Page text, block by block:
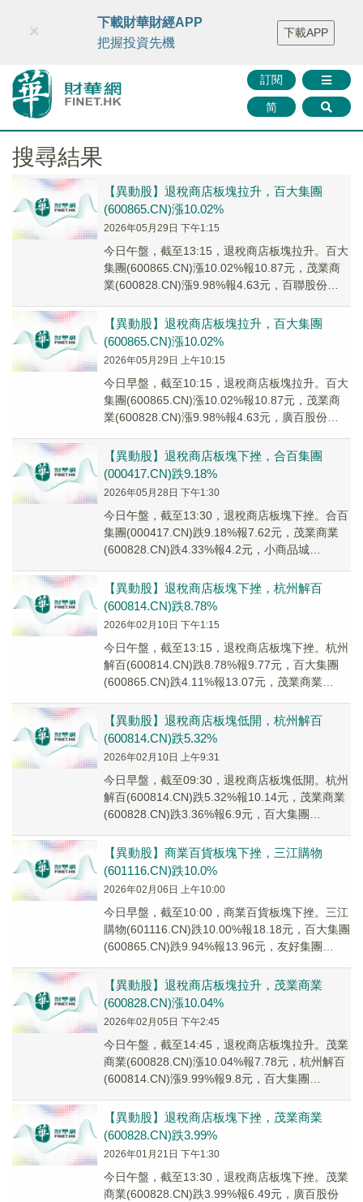
財華智庫網 FINTV FINMETA 財華證券 媒體矩陣
智庫沙龍
聯絡我們
訂閱
简
×
下載財華財經APP
把握投資先機
下載APP
搜尋結果
【異動股】退稅商店板塊拉升，百大集團
(600865.CN)漲10.02%
2026年05月29日 下午1:15
今日午盤，截至13:15，退稅商店板塊拉升。百大
集團(600865.CN)漲10.02%報10.87元，茂業商
業(600828.CN)漲9.98%報4.63元，百聯股份
【異動股】退稅商店板塊拉升，百大集團
(600865.CN)漲10.02%
2026年05月29日 上午10:15
今日早盤，截至10:15，退稅商店板塊拉升。百大
集團(600865.CN)漲10.02%報10.87元，茂業商
業(600828.CN)漲9.98%報4.63元，廣百股份
【異動股】退稅商店板塊下挫，合百集團
(000417.CN)跌9.18%
2026年05月28日 下午1:30
今日午盤，截至13:30，退稅商店板塊下挫。合百
集團(000417.CN)跌9.18%報7.62元，茂業商業
(600828.CN)跌4.33%報4.2元，小商品城
【異動股】退稅商店板塊下挫，杭州解百
(600814.CN)跌8.78%
2026年02月10日 下午1:15
今日午盤，截至13:15，退稅商店板塊下挫。杭州
解百(600814.CN)跌8.78%報9.77元，百大集團
(600865.CN)跌4.11%報13.07元，茂業商業
【異動股】退稅商店板塊低開，杭州解百
(600814.CN)跌5.32%
2026年02月10日 上午9:31
今日早盤，截至09:30，退稅商店板塊低開。杭州
解百(600814.CN)跌5.32%報10.14元，茂業商業
(600828.CN)跌3.36%報6.9元，百大集團
【異動股】商業百貨板塊下挫，三江購物
(601116.CN)跌10.0%
2026年02月06日 上午10:00
今日早盤，截至10:00，商業百貨板塊下挫。三江
購物(601116.CN)跌10.00%報18.18元，百大集團
(600865.CN)跌9.94%報13.96元，友好集團
【異動股】退稅商店板塊拉升，茂業商業
(600828.CN)漲10.04%
2026年02月05日 下午2:45
今日午盤，截至14:45，退稅商店板塊拉升。茂業
商業(600828.CN)漲10.04%報7.78元，杭州解百
(600814.CN)漲9.99%報9.8元，百大集團
【異動股】退稅商店板塊下挫，茂業商業
(600828.CN)跌3.99%
2026年01月21日 下午1:30
今日午盤，截至13:30，退稅商店板塊下挫。茂業
商業(600828.CN)跌3.99%報6.49元，廣百股份